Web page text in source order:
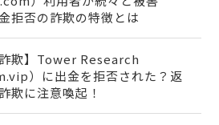
拒否の詐欺の特徴とは
詐欺】Tower Research
）に出金を拒否された？返
欺に注意喚起！